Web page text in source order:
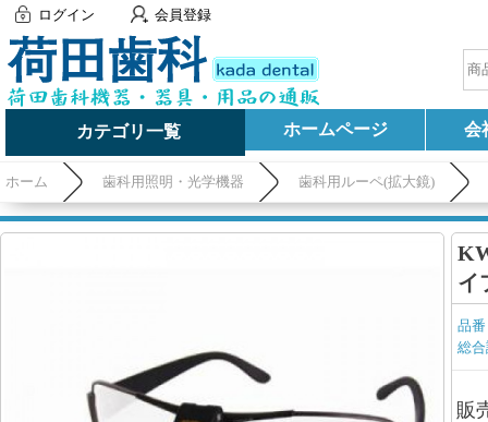
ログイン 会員登録
カテゴリ一覧 ホームページ 会
ホーム 歯科用照明・光学機器 歯科用ルーペ(拡大鏡)
イ
品
総
販